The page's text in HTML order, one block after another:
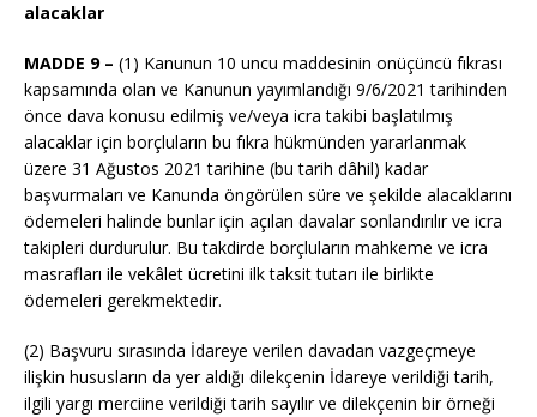
alacaklar
MADDE 9 – (1) Kanunun 10 uncu maddesinin onüçüncü fıkrası
kapsamında olan ve Kanunun yayımlandığı 9/6/2021 tarihinden
önce dava konusu edilmiş ve/veya icra takibi başlatılmış
alacaklar için borçluların bu fıkra hükmünden yararlanmak
üzere 31 Ağustos 2021 tarihine (bu tarih dâhil) kadar
başvurmaları ve Kanunda öngörülen süre ve şekilde alacaklarını
ödemeleri halinde bunlar için açılan davalar sonlandırılır ve icra
takipleri durdurulur. Bu takdirde borçluların mahkeme ve icra
masrafları ile vekâlet ücretini ilk taksit tutarı ile birlikte
ödemeleri gerekmektedir.
(2) Başvuru sırasında İdareye verilen davadan vazgeçmeye
ilişkin hususların da yer aldığı dilekçenin İdareye verildiği tarih,
ilgili yargı merciine verildiği tarih sayılır ve dilekçenin bir örneği